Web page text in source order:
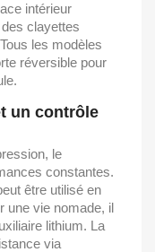
intérieur
clayettes
les modèles
réversible pour
un contrôle
le
constantes.
être utilisé en
une vie nomade, il
lithium. La
via